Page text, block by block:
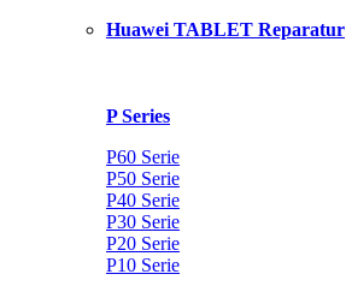
Huawei TABLET Reparatur
P Series
P60 Serie
P50 Serie
P40 Serie
P30 Serie
P20 Serie
P10 Serie